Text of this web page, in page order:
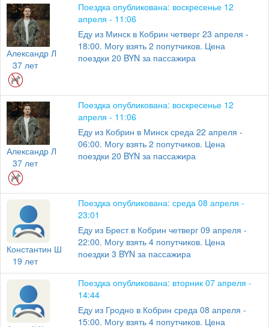
Александр Л
37 лет
Поездка опубликована: воскресенье 12
апреля - 11:06
Еду из Минск в Кобрин четверг 23 апреля -
18:00. Могу взять 2 попутчиков. Цена
поездки 20 BYN за пассажира
Александр Л
37 лет
Поездка опубликована: воскресенье 12
апреля - 11:06
Еду из Кобрин в Минск среда 22 апреля -
06:00. Могу взять 2 попутчиков. Цена
поездки 20 BYN за пассажира
Константин Ш
19 лет
Поездка опубликована: среда 08 апреля -
23:01
Еду из Брест в Кобрин четверг 09 апреля -
22:00. Могу взять 4 попутчиков. Цена
поездки 3 BYN за пассажира
Поездка опубликована: вторник 07 апреля -
14:44
Еду из Гродно в Кобрин среда 08 апреля -
15:00. Могу взять 4 попутчиков. Цена